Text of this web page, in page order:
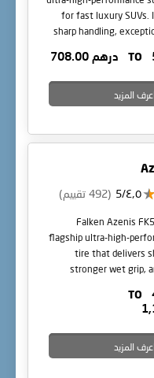
for fast luxury SUVs.
sharp handling,
درهم 708.00
اعرف المزيد
٤٫٥/5 (492 تقييم)
Falken Azenis
flagship ultra-high-
tire that delivers
stronger wet grip,
a cutting-edge
TO
اعرف المزيد